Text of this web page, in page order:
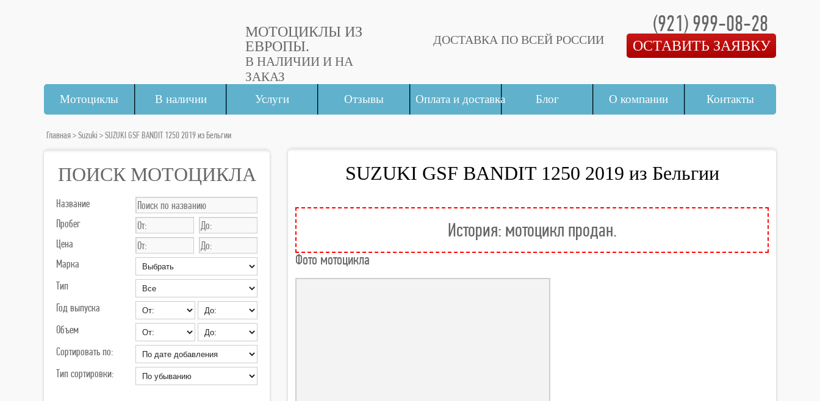
МОТОЦИКЛЫ ИЗ
ЕВРОПЫ.
В НАЛИЧИИ И НА
ЗАКАЗ
ДОСТАВКА ПО ВСЕЙ РОССИИ
(921) 999-08-28
ОСТАВИТЬ ЗАЯВКУ
Мотоциклы В наличии Услуги Отзывы Оплата и доставка Блог О компании Контакты
Главная>Suzuki > SUZUKI GSF BANDIT 1250 2019 из Бельгии
SUZUKI GSF BANDIT 1250 2019 из Бельгии
История: мотоцикл продан.
Фото мотоцикла
ПОИСК МОТОЦИКЛА
Название
Пробег
Цена
Марка
Тип
Год выпуска
Объем
Сортировать по:
Тип сортировки: